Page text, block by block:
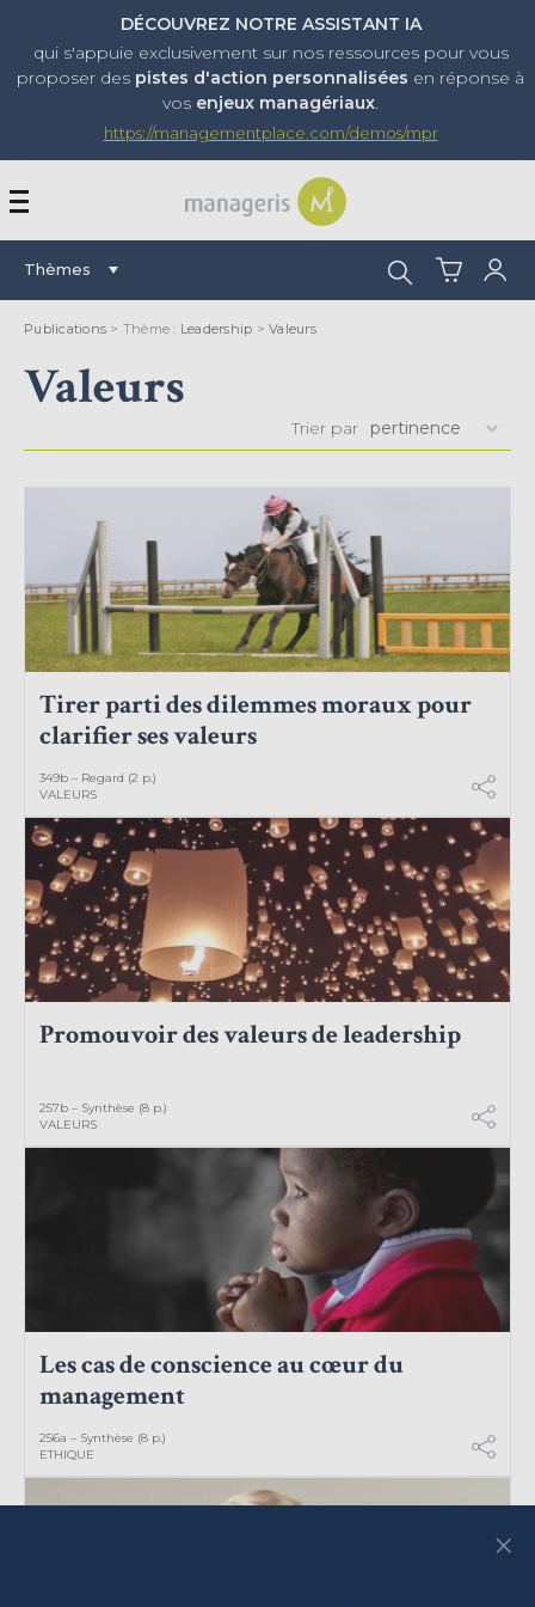
DÉCOUVREZ NOTRE ASSISTANT IA
qui s'appuie exclusivement sur nos ressources pour vous
proposer des pistes d'action personnalisées en réponse à
vos enjeux managériaux.
https://managementplace.com/demos/mpr
AFFICHER OU
Thèmes Rechercher :
Publications > Thème : Leadership > Valeurs
Valeurs
Trier par
Tirer parti des dilemmes moraux pour
clarifier ses valeurs
349b – Regard (2 p.)
VALEURS
Promouvoir des valeurs de leadership
257b – Synthèse (8 p.)
VALEURS
Les cas de conscience au cœur du
management
256a – Synthèse (8 p.)
ETHIQUE
×